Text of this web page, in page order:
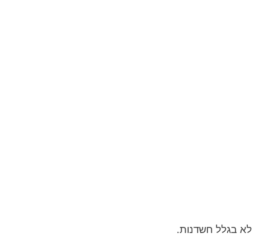
לא בגלל חשדנות.